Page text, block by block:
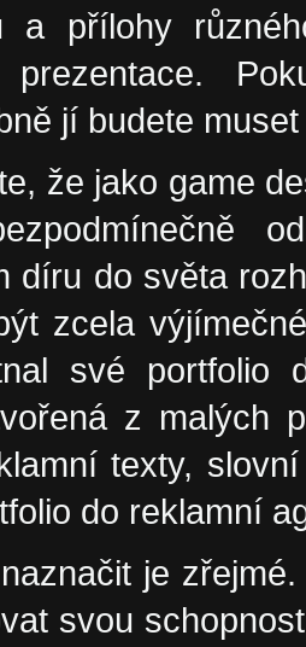
a přílohy
prezentace.
jí budete
že jako game
díru do světa
zcela
své portfolio
z malých
texty,
do reklamní
je
svou